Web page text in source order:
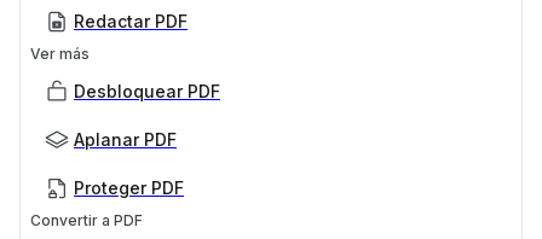
Redactar PDF
Ver más
Desbloquear PDF
Aplanar PDF
Proteger PDF
Convertir a PDF